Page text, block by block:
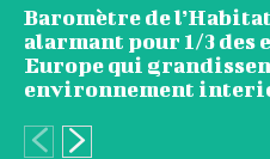
Baromètre de
alarmant pour 1/3 des
Europe qui
environnement